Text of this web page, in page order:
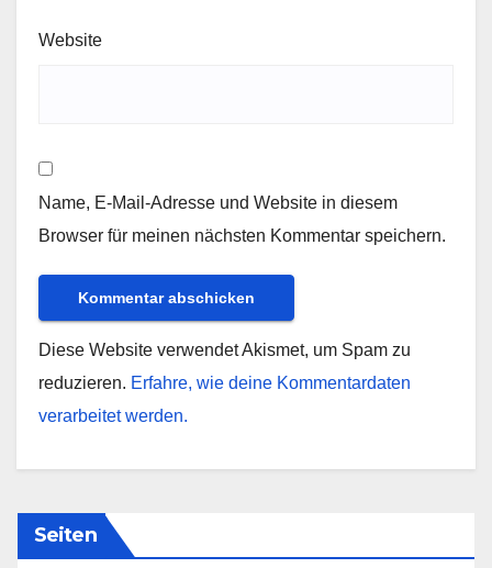
Website
Name, E-Mail-Adresse und Website in diesem
Browser für meinen nächsten Kommentar speichern.
Diese Website verwendet Akismet, um Spam zu
reduzieren. Erfahre, wie deine Kommentardaten
verarbeitet werden.
Seiten